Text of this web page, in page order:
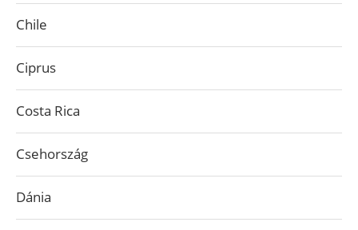
Chile
Ciprus
Costa Rica
Csehország
Dánia